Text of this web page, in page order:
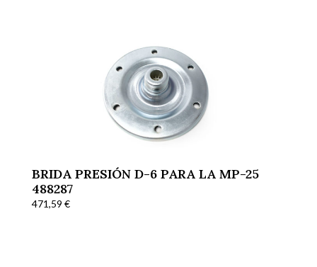
BRIDA PRESIÓN D-6 PARA LA MP-25
488287
471,59 €